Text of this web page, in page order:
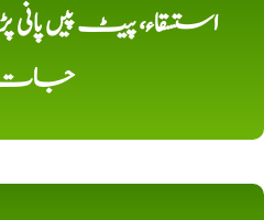
استسقاء، پیٹ پیں پانی